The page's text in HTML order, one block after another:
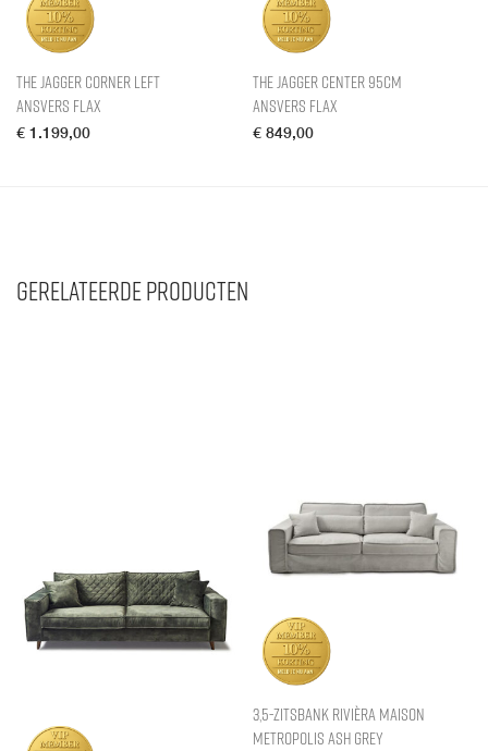
The Jagger Corner Left
Ansvers Flax
€ 1.199,00
The Jagger Center 95cm
Ansvers Flax
€ 849,00
Gerelateerde producten
3,5-zitsbank Rivièra Maison
Metropolis Ash Grey